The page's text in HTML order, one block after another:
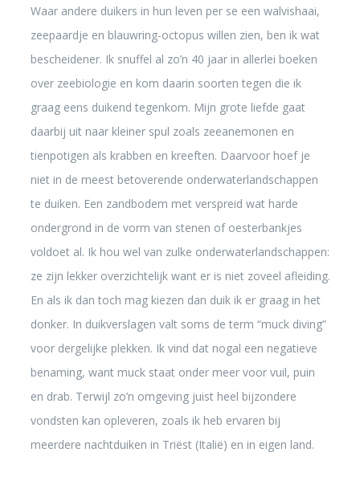
Waar andere duikers in hun leven per se een walvishaai,
zeepaardje en blauwring-octopus willen zien, ben ik wat
bescheidener. Ik snuffel al zo’n 40 jaar in allerlei boeken
over zeebiologie en kom daarin soorten tegen die ik
graag eens duikend tegenkom. Mijn grote liefde gaat
daarbij uit naar kleiner spul zoals zeeanemonen en
tienpotigen als krabben en kreeften. Daarvoor hoef je
niet in de meest betoverende onderwaterlandschappen
te duiken. Een zandbodem met verspreid wat harde
ondergrond in de vorm van stenen of oesterbankjes
voldoet al. Ik hou wel van zulke onderwaterlandschappen:
ze zijn lekker overzichtelijk want er is niet zoveel afleiding.
En als ik dan toch mag kiezen dan duik ik er graag in het
donker. In duikverslagen valt soms de term “muck diving”
voor dergelijke plekken. Ik vind dat nogal een negatieve
benaming, want muck staat onder meer voor vuil, puin
en drab. Terwijl zo’n omgeving juist heel bijzondere
vondsten kan opleveren, zoals ik heb ervaren bij
meerdere nachtduiken in Triëst (Italië) en in eigen land.